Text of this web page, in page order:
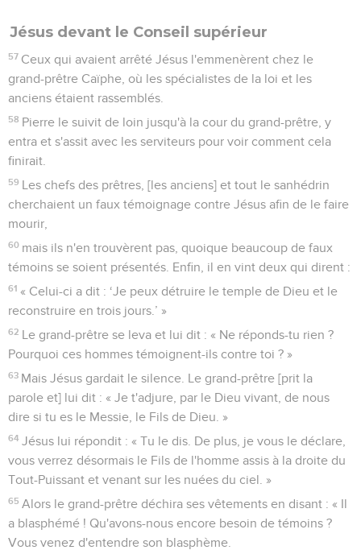
Jésus devant le Conseil supérieur
57 Ceux qui avaient arrêté Jésus l'emmenèrent chez le
grand-prêtre Caïphe, où les spécialistes de la loi et les
anciens étaient rassemblés.
58 Pierre le suivit de loin jusqu'à la cour du grand-prêtre, y
entra et s'assit avec les serviteurs pour voir comment cela
finirait.
59 Les chefs des prêtres, [les anciens] et tout le sanhédrin
cherchaient un faux témoignage contre Jésus afin de le faire
mourir,
60 mais ils n'en trouvèrent pas, quoique beaucoup de faux
témoins se soient présentés. Enfin, il en vint deux qui dirent :
61 « Celui-ci a dit : ‘Je peux détruire le temple de Dieu et le
reconstruire en trois jours.’ »
62 Le grand-prêtre se leva et lui dit : « Ne réponds-tu rien ?
Pourquoi ces hommes témoignent-ils contre toi ? »
63 Mais Jésus gardait le silence. Le grand-prêtre [prit la
parole et] lui dit : « Je t'adjure, par le Dieu vivant, de nous
dire si tu es le Messie, le Fils de Dieu. »
64 Jésus lui répondit : « Tu le dis. De plus, je vous le déclare,
vous verrez désormais le Fils de l'homme assis à la droite du
Tout-Puissant et venant sur les nuées du ciel. »
65 Alors le grand-prêtre déchira ses vêtements en disant : « Il
a blasphémé ! Qu'avons-nous encore besoin de témoins ?
Vous venez d'entendre son blasphème.